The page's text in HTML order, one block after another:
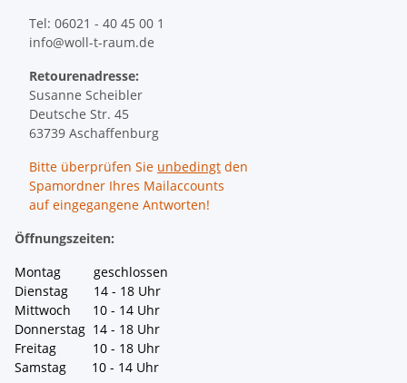
Tel: 06021 - 40 45 00 1
info@woll-t-raum.de
Retourenadresse:
Susanne Scheibler
Deutsche Str. 45
63739 Aschaffenburg
Bitte überprüfen Sie unbedingt den
Spamordner Ihres Mailaccounts
auf eingegangene Antworten!
Öffnungszeiten:
Montag geschlossen
Dienstag 14 - 18 Uhr
Mittwoch 10 - 14 Uhr
Donnerstag 14 - 18 Uhr
Freitag 10 - 18 Uhr
Samstag 10 - 14 Uhr